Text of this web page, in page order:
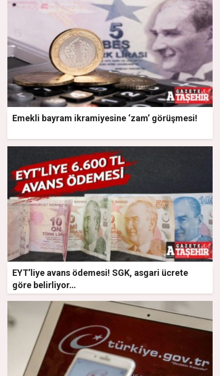
Emekli bayram ikramiyesine ‘zam’ görüşmesi!
EYT’liye avans ödemesi! SGK, asgari ücrete
göre belirliyor…